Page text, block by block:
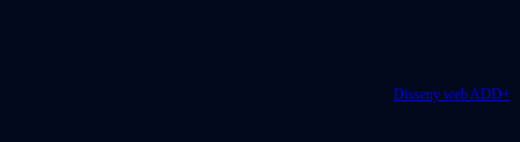
Disseny web ADD+